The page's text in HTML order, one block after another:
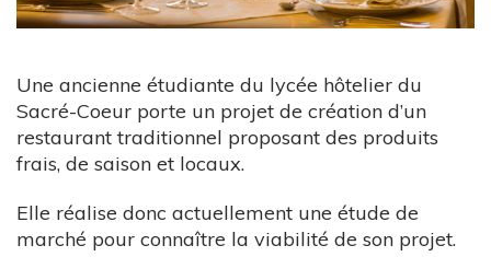
Une ancienne étudiante du lycée hôtelier du
Sacré-Coeur porte un projet de création d’un
restaurant traditionnel proposant des produits
frais, de saison et locaux.
Elle réalise donc actuellement une étude de
marché pour connaître la viabilité de son projet.